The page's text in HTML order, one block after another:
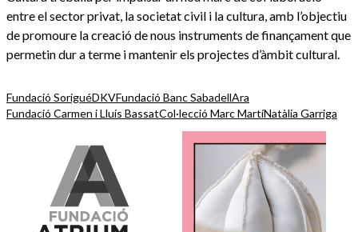
entre el sector privat, la societat civil i la cultura, amb l’objectiu
de promoure la creació de nous instruments de finançament que
permetin dur a terme i mantenir els projectes d’àmbit cultural.
Fundació SoriguéDKVFundació Banc SabadellAra
Fundació Carmen i Lluís BassatCol·lecció Marc MartíNatàlia Garriga